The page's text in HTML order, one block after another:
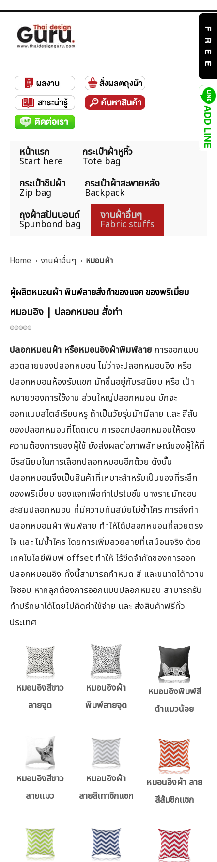
หน้าแรก
Start here
กระเป๋าผ้าหูหิ้ว
Tote bag
กระเป๋าซิปผ้า
Zip bag
กระเป๋าผ้าสะพายหลัง
Backpack
ถุงผ้าสปันบอนด์
Spunbond bag
งานผ้าอื่นๆ
Fabric stuffs
Home งานผ้าอื่นๆ หมอนผ้า
ผู้ผลิตหมอนผ้า พิมพ์ลายสั่งทำของแจก ของพรีเมี่ยม
หมอนอิง | ปลอกหมอน สั่งทำ
ปลอกหมอนผ้า หรือหมอนอิงผ้าพิมพ์ลาย การออกแบบ
ลวดลายของปลอกหมอน ไม่ว่าจะปลอกหมอนอิง หรือ
ปลอกหมอนห้องรับแขก มักขึ้นอยู่กับรสนิยม หรือ เป้า
หมายของการใช้งาน ส่วนใหญ่ปลอกหมอน มักจะ
ออกแบบสไตล์เรียบหรู ถ้าเป็นวัยรุ่นมักมีลาย และ สีสัน
ของปลอกหมอนที่โดดเด่น การออกปลอกหมอนให้ตรง
ความต้องการของผู้ใช้ ยังส่งผลต่อภาพลักษณ์ของผู้ให้ที่
มีรสนิยมในการเลือกปลอกหมอนอีกด้วย ดังนั้น
ปลอกหมอนจึงเป็นสินค้าที่เหมาะสำหรับเป็นของที่ระลึก
ของพรีเมี่ยม ของแจกเพื่อทำโปรโมชั่น บางรายมักชอบ
สะสมปลอกหมอน ที่มีความทันสมัยไม่ซ้ำใคร การสั่งทำ
ปลอกหมอนผ้า พิมพ์ลาย ทำให้ได้ปลอกหมอนที่สวยตรง
ใจ และ ไม่ซ้ำใคร โดยการเพิ่มลวยลายที่เสมือนจริง ด้วย
เทคโนโลยีพิมพ์ offset ทำให้ ไร้ขีดจำกัดของการออก
ปลอกหมอนอิง ทั้งนี้สามารถกำหนด สี และขนาดได้ความ
ใจชอบ หากลูกต้องการออกแบบปลอกหมอน สามารถรับ
ทำปรึกษาได้โดยไม่คิดค่าใช้จ่าย และ ส่งสินค้าฟรีทั่ว
ประเทศ
หมอนอิงสีขาว
ลายจุด
หมอนอิงผ้า
พิมพ์ลายจุด
หมอนอิงพิมพ์สี
ดำแมวน้อย
หมอนอิงสีขาว
ลายแมว
หมอนอิงผ้า
ลายสีเทาซิกแซก
หมอนอิงผ้า ลาย
สีส้มซิกแซก